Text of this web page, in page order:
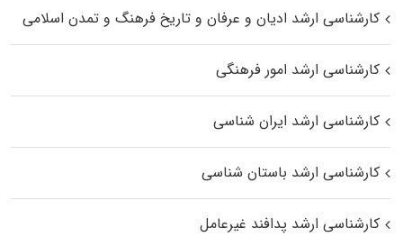
کارشناسی ارشد ادیان و عرفان و تاریخ فرهنگ و تمدن اسلامی
کارشناسی ارشد امور فرهنگی
کارشناسی ارشد ایران شناسی
کارشناسی ارشد باستان شناسی
کارشناسی ارشد پدافند غیرعامل